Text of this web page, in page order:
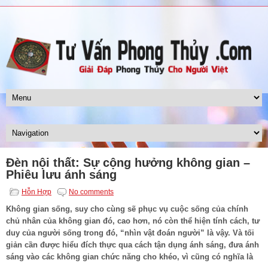
Đèn nội thất: Sự cộng hưởng không gian –
Phiêu lưu ánh sáng
Hỗn Hợp No comments
Không gian sống, suy cho cùng sẽ phục vụ cuộc sống của chính
chủ nhân của không gian đó, cao hơn, nó còn thể hiện tính cách, tư
duy của người sống trong đó, “nhìn vật đoán người” là vậy. Và tối
giản cần được hiểu đích thực qua cách tận dụng ánh sáng, đưa ánh
sáng vào các không gian chức năng cho khéo, vì cũng có nghĩa là